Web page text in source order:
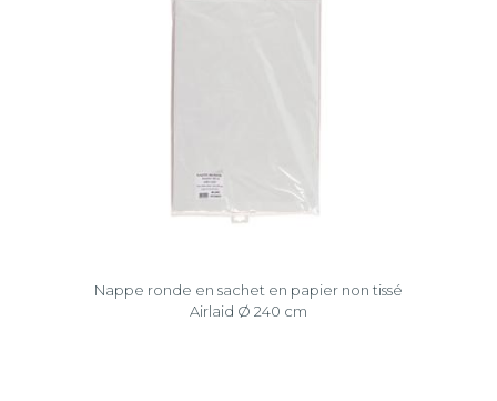
Nappe ronde en sachet en papier non tissé
Airlaid Ø 240 cm